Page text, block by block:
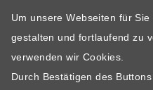
Um unsere Webseiten für Sie
gestalten und fortlaufend zu
verwenden wir Cookies.
Durch Bestätigen des